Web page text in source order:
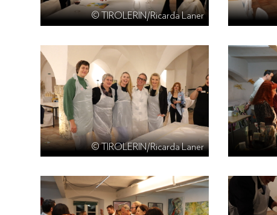
© TIROLERIN/Ricarda Laner
© TIROLERIN/Ricarda Laner